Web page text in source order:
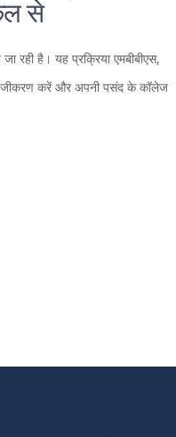
से
है। यह प्रक्रिया एमबीबीएस,
पंजीकरण करें और अपनी पसंद के कॉलेज